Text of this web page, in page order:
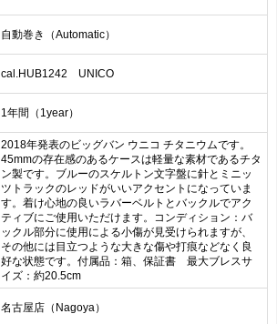
自動巻き（Automatic）
cal.HUB1242 UNICO
1年間（1year）
2018年発表のビッグバン ウニコ チタニウムです。
45mmの存在感のあるケースは軽量な素材であるチタ
ン製です。ブルーのスケルトン文字盤に針とミニッ
ツトラックのレッドがいいアクセントになっていま
す。着け心地の良いラバーベルトとバックルでアク
ティブにご使用いただけます。コンディション：バ
ックル部分に使用による小傷が見受けられますが、
その他には目立つような大きな傷や打痕などなく良
好な状態です。付属品：箱、保証書 最大ブレスサ
イズ：約20.5cm
名古屋店（Nagoya）